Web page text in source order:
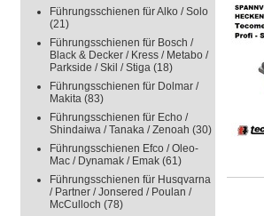
Führungsschienen für Alko / Solo
(21)
Führungsschienen für Bosch /
Black & Decker / Kress / Metabo /
Parkside / Skil / Stiga (18)
Führungsschienen für Dolmar /
Makita (83)
Führungsschienen für Echo /
Shindaiwa / Tanaka / Zenoah (30)
Führungsschienen Efco / Oleo-
Mac / Dynamak / Emak (61)
Führungsschienen für Husqvarna
/ Partner / Jonsered / Poulan /
McCulloch (78)